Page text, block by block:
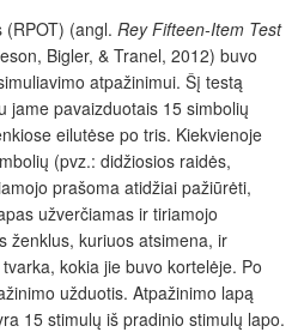
(RPOT) (angl. Rey Fifteen-Item Test
Bigler, & Tranel, 2012) buvo
atpažinimui. Šį testą
jame pavaizduotais 15 simbolių
ose eilutėse po tris. Kiekvienoje
(pvz.: didžiosios raidės,
prašoma atidžiai pažiūrėti,
užverčiamas ir tiriamojo
ženklus, kuriuos atsimena, ir
kokia jie buvo kortelėje. Po
užduotis. Atpažinimo lapą
15 stimulų iš pradinio stimulų lapo.